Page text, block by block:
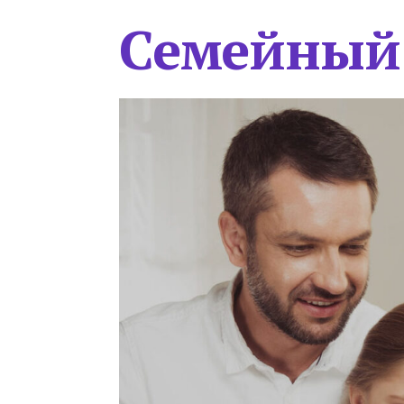
Семейный